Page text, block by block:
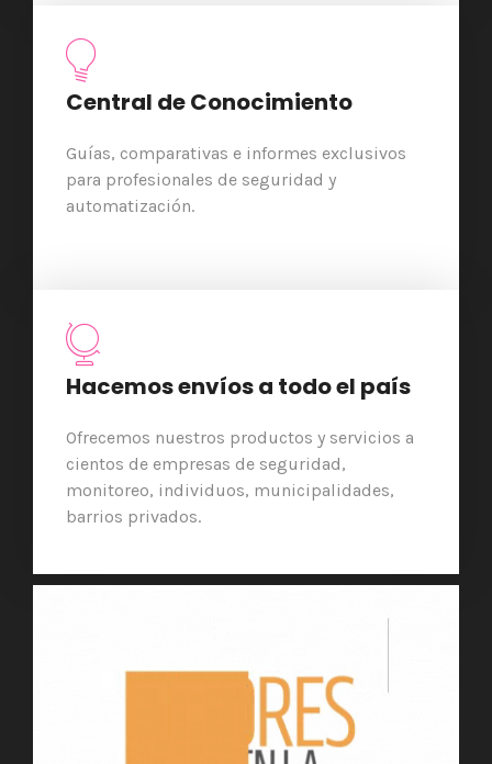
Central de Conocimiento
Guías, comparativas e informes exclusivos
para profesionales de seguridad y
automatización.
Hacemos envíos a todo el país
Ofrecemos nuestros productos y servicios a
cientos de empresas de seguridad,
monitoreo, individuos, municipalidades,
barrios privados.